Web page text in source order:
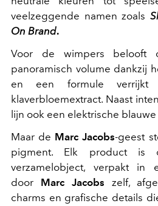
veelzeggende namen zoals
On Brand.
Voor de wimpers
panoramisch volume dankzij
en een formule
klaverbloemextract. Naast
lijn ook een elektrische blauwe
Maar de Marc Jacobs-geest
pigment. Elk product is
verzamelobject, verpakt in
door Marc Jacobs zelf,
charms en grafische details